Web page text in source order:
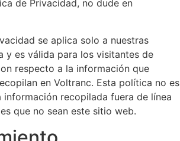
de Privacidad, no dude en
se aplica solo a nuestras
y es válida para los visitantes de
respecto a la información que
en Voltranc. Esta política no es
información recopilada fuera de línea
que no sean este sitio web.